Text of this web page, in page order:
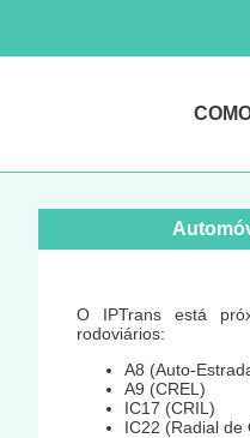
O IPTrans está
rodoviários:
A8 (Auto-
A9 (CREL)
IC17 (CRIL)
IC22 (Radial de